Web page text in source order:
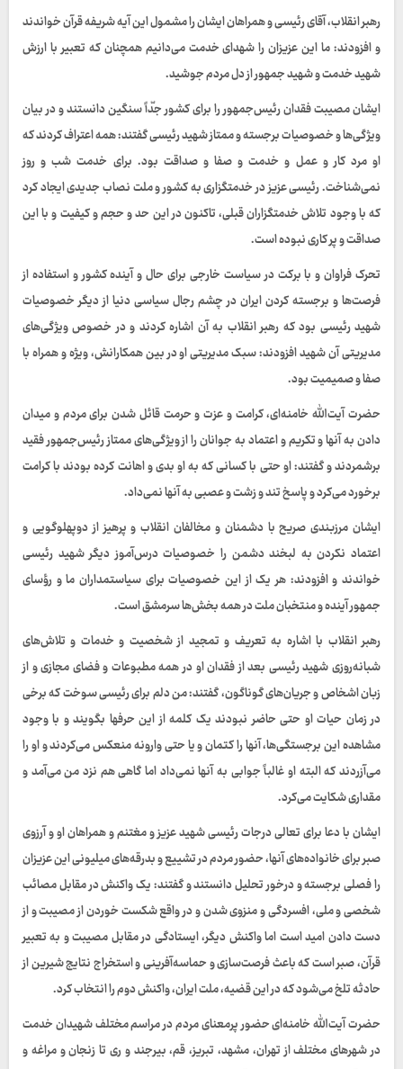
رهبر انقلاب، آقای رئیسی و همراهان ایشان را مشمول این آیه شریفه قرآن خواندند
و افزودند: ما این عزیزان را شهدای خدمت می‌دانیم همچنان که تعبیر با ارزش
شهید خدمت و شهید جمهور از دل مردم جوشید.
ایشان مصیبت فقدان رئیس‌جمهور را برای کشور جدّاً سنگین دانستند و در بیان
ویژگی‌ها و خصوصیات برجسته و ممتاز شهید رئیسی گفتند: همه اعتراف کردند که
او مرد کار و عمل و خدمت و صفا و صداقت بود. برای خدمت شب و روز
نمی‌شناخت. رئیسی عزیز در خدمتگزاری به کشور و ملت نصاب جدیدی ایجاد کرد
که با وجود تلاش خدمتگزاران قبلی، تاکنون در این حد و حجم و کیفیت و با این
صداقت و پر کاری نبوده است.
تحرک فراوان و با برکت در سیاست خارجی برای حال و آینده کشور و استفاده از
فرصت‌ها و برجسته کردن ایران در چشم رجال سیاسی دنیا از دیگر خصوصیات
شهید رئیسی بود که رهبر انقلاب به آن اشاره کردند و در خصوص ویژگی‌های
مدیریتی آن شهید افزودند: سبک مدیریتی او در بین همکارانش، ویژه و همراه با
صفا و صمیمیت بود.
حضرت آیت‌الله خامنه‌ای، کرامت و عزت و حرمت قائل شدن برای مردم و میدان
دادن به آنها و تکریم و اعتماد به جوانان را از ویژگی‌های ممتاز رئیس‌جمهور فقید
برشمردند و گفتند: او حتی با کسانی که به او بدی و اهانت کرده بودند با کرامت
برخورد می‌کرد و پاسخ تند و زشت و عصبی به آنها نمی‌داد.
ایشان مرزبندی صریح با دشمنان و مخالفان انقلاب و پرهیز از دوپهلوگویی و
اعتماد نکردن به لبخند دشمن را خصوصیات درس‌آموز دیگر شهید رئیسی
خواندند و افزودند: هر یک از این خصوصیات برای سیاستمداران ما و رؤسای
جمهور آینده و منتخبان ملت در همه بخش‌ها سرمشق است.
رهبر انقلاب با اشاره به تعریف و تمجید از شخصیت و خدمات و تلاش‌های
شبانه‌روزی شهید رئیسی بعد از فقدان او در همه مطبوعات و فضای مجازی و از
زبان اشخاص و جریان‌های گوناگون، گفتند: من دلم برای رئیسی سوخت که برخی
در زمان حیات او حتی حاضر نبودند یک کلمه از این حرفها بگویند و با وجود
مشاهده این برجستگی‌ها، آنها را کتمان و یا حتی وارونه منعکس می‌کردند و او را
می‌آزردند که البته او غالباً جوابی به آنها نمی‌داد اما گاهی هم نزد من می‌آمد و
مقداری شکایت می‌کرد.
ایشان با دعا برای تعالی درجات رئیسی شهید عزیز و مغتنم و همراهان او و آرزوی
صبر برای خانواده‌های آنها، حضور مردم در تشییع و بدرقه‌های میلیونی این عزیزان
را فصلی برجسته و درخور تحلیل دانستند و گفتند: یک واکنش در مقابل مصائب
شخصی و ملی، افسردگی و منزوی شدن و در واقع شکست خوردن از مصیبت و از
دست دادن امید است اما واکنش دیگر، ایستادگی در مقابل مصیبت و به تعبیر
قرآن، صبر است که باعث فرصت‌سازی و حماسه‌آفرینی و استخراج نتایج شیرین از
حادثه تلخ می‌شود که در این قضیه، ملت ایران، واکنش دوم را انتخاب کرد.
حضرت آیت‌الله خامنه‌ای حضور پرمعنای مردم در مراسم‌ مختلف شهیدان خدمت
در شهرهای مختلف از تهران، مشهد، تبریز، قم، بیرجند و ری تا زنجان و مراغه و